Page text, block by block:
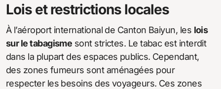
Lois et restrictions locales
À l’aéroport international de Canton Baiyun, les lois
sur le tabagisme sont strictes. Le tabac est interdit
dans la plupart des espaces publics. Cependant,
des zones fumeurs sont aménagées pour
respecter les besoins des voyageurs. Ces zones